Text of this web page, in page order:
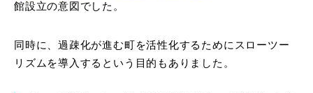
館設立の意図でした。
同時に、過疎化が進む町を活性化するためにスローツー
リズムを導入するという目的もありました。